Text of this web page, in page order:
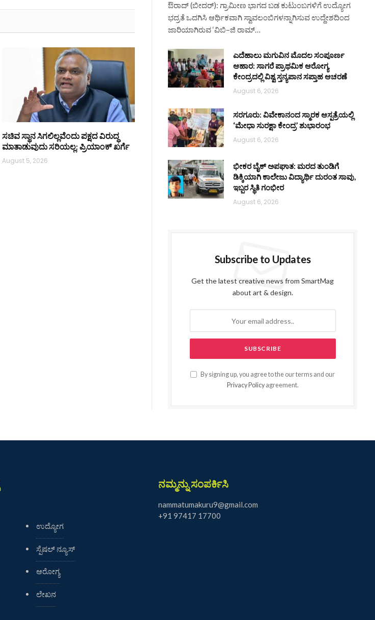
ಸಚಿವ ಸ್ಥಾನ ಸಿಗಲಿಲ್ಲವೆಂದು ಪಕ್ಷದ ವಿರುದ್ಧ
ಮಾತಾಡುವುದು ಸರಿಯಲ್ಲ: ಪ್ರಿಯಾಂಕ್ ಖರ್ಗೆ
August 5, 2026
ಔರಾದ್ (ಬೀದರ್): ಗ್ರಾಮೀಣ ಭಾಗದ ಬಡ ಕುಟುಂಬಗಳಿಗೆ ಉದ್ಯೋಗ
ಭದ್ರತೆ ಒದಗಿಸಿ ಆರ್ಥಿಕವಾಗಿ ಸ್ವಾವಲಂಬಿಗಳನ್ನಾಗಿಸುವ ಉದ್ದೇಶದಿಂದ
ಜಾರಿಯಾಗಿರುವ ‘ವಿಬಿ–ಜಿ ರಾಮ್…
ಎದೆಹಾಲು ಮಗುವಿನ ಮೊದಲ ಸಂಪೂರ್ಣ
ಆಹಾರ: ಸಾಗರೆ ಪ್ರಾಥಮಿಕ ಆರೋಗ್ಯ
ಕೇಂದ್ರದಲ್ಲಿ ವಿಶ್ವ ಸ್ತನ್ಯಪಾನ ಸಪ್ತಾಹ ಆಚರಣೆ
August 6, 2026
ಸರಗೂರು: ವಿವೇಕಾನಂದ ಸ್ಮಾರಕ ಆಸ್ಪತ್ರೆಯಲ್ಲಿ
‘ಮೇಧಾ ಸುರಕ್ಷಾ ಕೇಂದ್ರ’ ಶುಭಾರಂಭ
August 6, 2026
ಭೀಕರ ಬೈಕ್ ಅಪಘಾತ: ಮರದ ತುಂಡಿಗೆ
ಡಿಕ್ಕಿಯಾಗಿ ಕಾಲೇಜು ವಿದ್ಯಾರ್ಥಿ ದುರಂತ ಸಾವು,
ಇಬ್ಬರ ಸ್ಥಿತಿ ಗಂಭೀರ
August 6, 2026
Subscribe to Updates
Get the latest creative news from SmartMag
about art & design.
By signing up, you agree to the our terms and our
Privacy Policyagreement.
ಉದ್ಯೋಗ
ಸ್ಪೆಷಲ್ ನ್ಯೂಸ್
ಆರೋಗ್ಯ
ಲೇಖನ
ನಮ್ಮನ್ನು ಸಂಪರ್ಕಿಸಿ
nammatumakuru9@gmail.com
+91 97417 17700